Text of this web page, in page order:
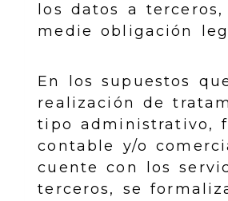
los datos a
medie obligación
En los supuestos
realización de
tipo administrativo,
contable y/o
cuente con los
terceros, se